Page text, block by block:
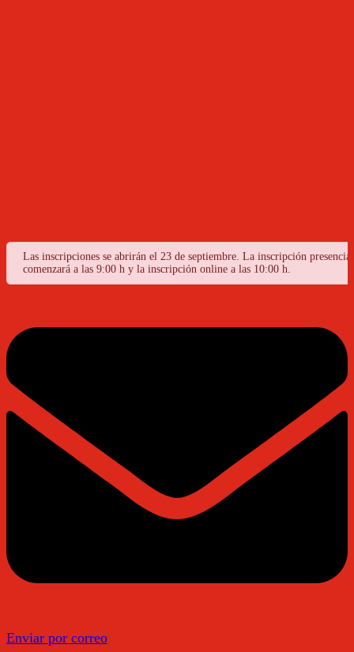
Las inscripciones se abrirán el 23 de septiembre. La inscripción presencial
comenzará a las 9:00 h y la inscripción online a las 10:00 h.
Enviar por correo